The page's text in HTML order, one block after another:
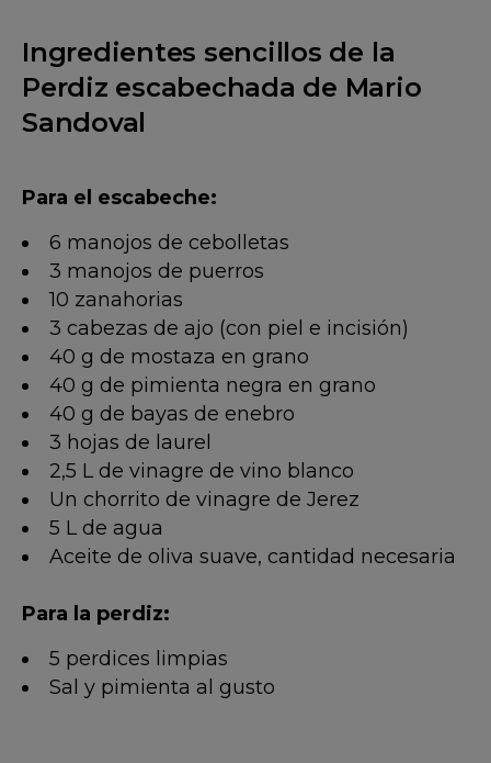
Ingredientes sencillos de la
Perdiz escabechada de Mario
Sandoval
Para el escabeche:
6 manojos de cebolletas
3 manojos de puerros
10 zanahorias
3 cabezas de ajo (con piel e incisión)
40 g de mostaza en grano
40 g de pimienta negra en grano
40 g de bayas de enebro
3 hojas de laurel
2,5 L de vinagre de vino blanco
Un chorrito de vinagre de Jerez
5 L de agua
Aceite de oliva suave, cantidad necesaria
Para la perdiz:
5 perdices limpias
Sal y pimienta al gusto